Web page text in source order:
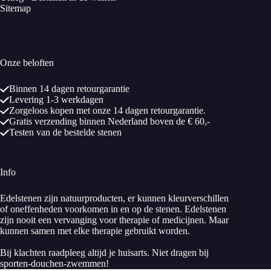
Sitemap
Onze beloften
Binnen 14 dagen retourgarantie
Levering 1-3 werkdagen
Zorgeloos kopen met onze 14 dagen retourgarantie.
Gratis verzending binnen Nederland boven de € 60,-
Testen van de bestelde stenen
Info
Edelstenen zijn natuurproducten, er kunnen kleurverschillen
of oneffenheden voorkomen in en op de stenen. Edelstenen
zijn nooit een vervanging voor therapie of medicijnen. Maar
kunnen samen met elke therapie gebruikt worden.
Bij klachten raadpleeg altijd je huisarts. Niet dragen bij
sporten-douchen-zwemmen!